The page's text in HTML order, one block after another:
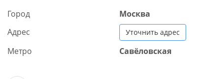
Город
Москва
Адрес
Уточнить адрес
Метро Савёловская